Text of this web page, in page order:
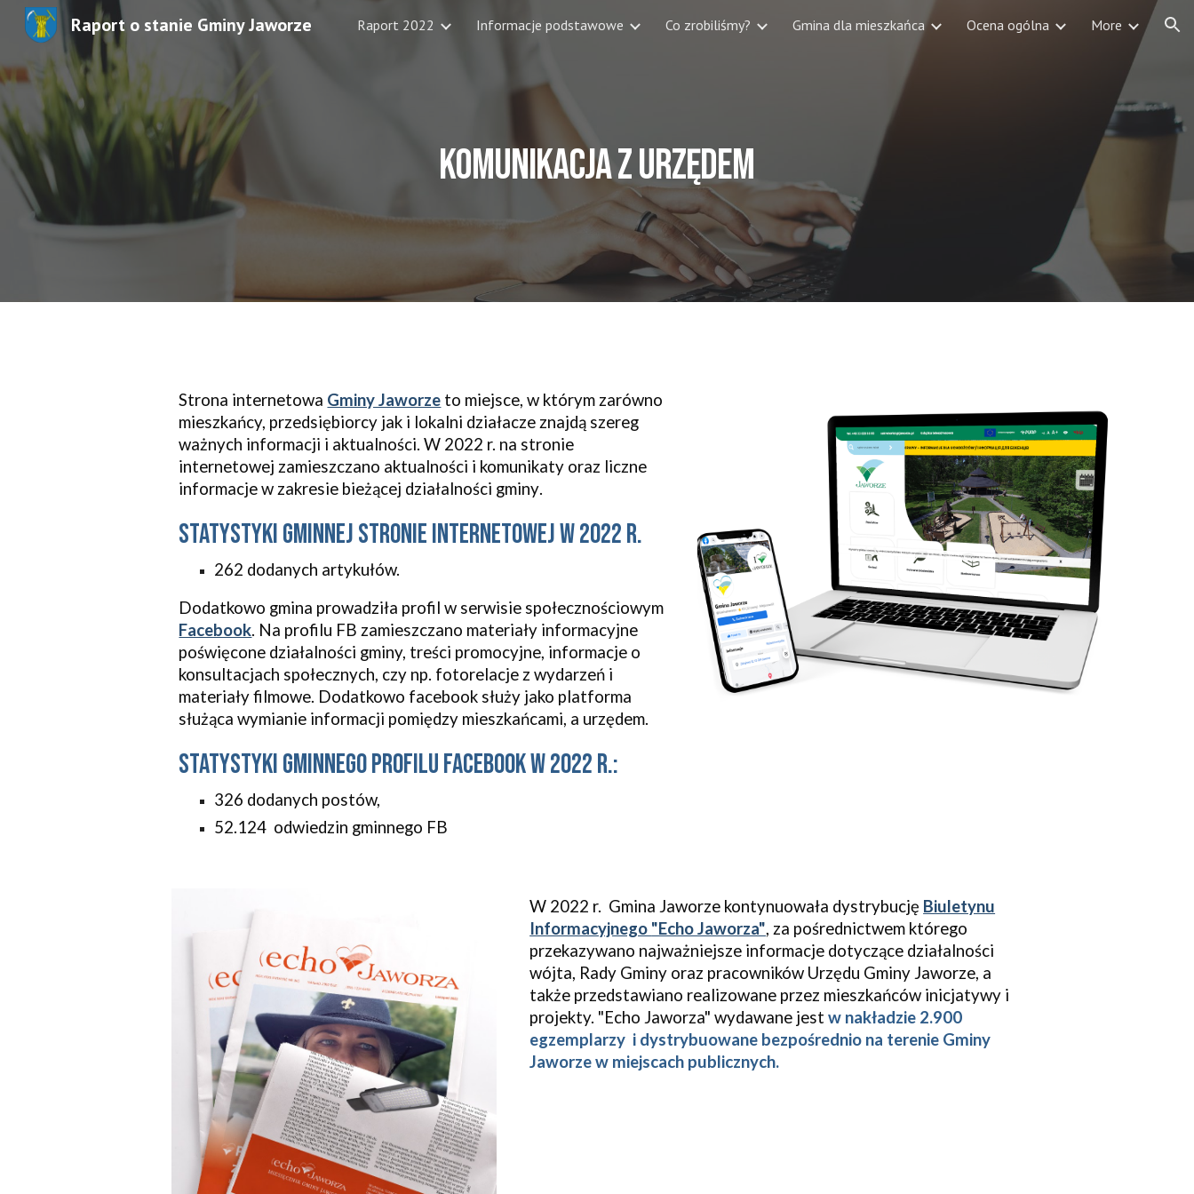
Skip to main content Skip to navigation
Raport o stanie Gminy Jaworze Raport 2022 Informacje podstawowe Co zrobiliśmy? Gmina dla mieszkańca Ocena ogólna More
Komunikacja z Urzędem
Strona internetowa Gminy Jaworze to miejsce, w którym zarówno
mieszkańcy, przedsiębiorcy jak i lokalni działacze znajdą szereg
ważnych informacji i aktualności. W 2022 r. na stronie
internetowej zamieszczano aktualności i komunikaty oraz liczne
informacje w zakresie bieżącej działalności gminy.
Statystykigminnejstronieinternetowej w 2022 r.
262 dodanych artykułów.
Dodatkowo gmina prowadziła profil w serwisie społecznościowym
Facebook. Na profilu FB zamieszczano materiały informacyjne
poświęcone działalności gminy, treści promocyjne, informacje o
konsultacjach społecznych, czy np. fotorelacje z wydarzeń i
materiały filmowe. Dodatkowo facebook służy jako platforma
służąca wymianie informacji pomiędzy mieszkańcami, a urzędem.
Statystyki gminnego profilu facebook w 2022 r.:
326 dodanych postów,
52.124 odwiedzin gminnego FB
W 2022 r. Gmina Jaworze kontynuowała dystrybucję Biuletynu
Informacyjnego "Echo Jaworza", za pośrednictwem którego
przekazywano najważniejsze informacje dotyczące działalności
wójta, Rady Gminy oraz pracowników Urzędu Gminy Jaworze, a
także przedstawiano realizowane przez mieszkańców inicjatywy i
projekty. "Echo Jaworza" wydawane jestw nakładzie 2.900
egzemplarzy i dystrybuowane bezpośrednio na terenie Gminy
Jaworzew miejscach publicznych.